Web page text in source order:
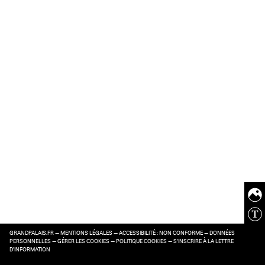
GRANDPALAIS.FR — MENTIONS LÉGALES — ACCESSIBILITÉ : NON CONFORME — DONNÉES
PERSONNELLES — GÉRER LES COOKIES — POLITIQUE COOKIES — S’INSCRIRE À LA LETTRE
D’INFORMATION